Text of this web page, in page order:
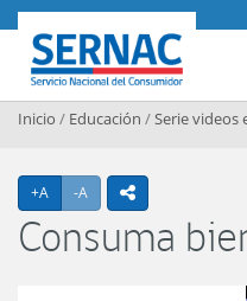
Contenido principal
SERNAC
Inicio / Educación /Serie videos
+A Agrandar texto
-A Achicar textoicono
Consuma